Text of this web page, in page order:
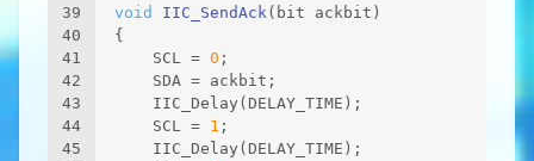
39
40
41
42
43
44
45
void IIC_SendAck(bit ackbit)
{
    SCL =
0 ;
    IIC_Delay(DELAY_TIME);
    SCL =
1 ;
    IIC_Delay(DELAY_TIME);